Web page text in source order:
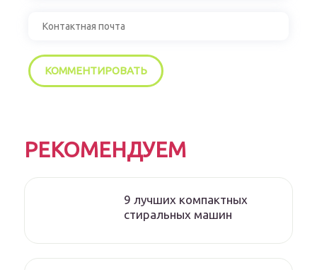
РЕКОМЕНДУЕМ
9 лучших компактных
стиральных машин